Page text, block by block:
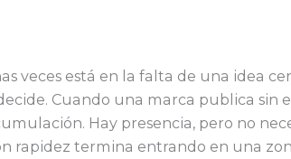
veces está en la falta de una idea
Cuando una marca publica sin
Hay presencia, pero no
rapidez termina entrando en una